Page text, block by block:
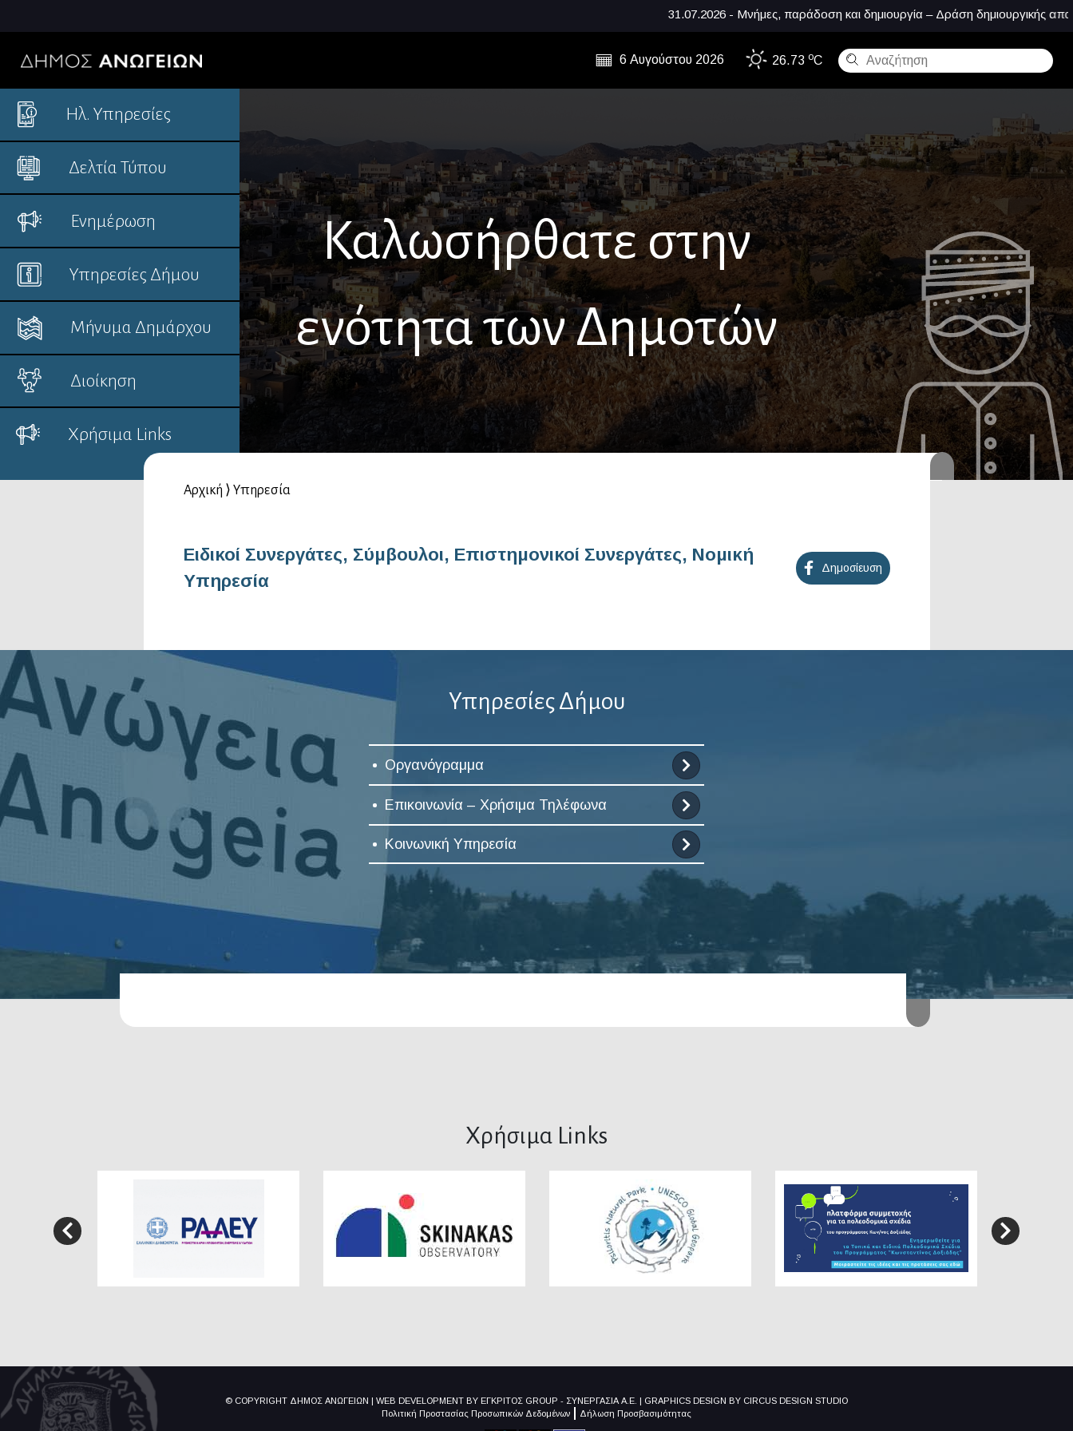
31.07.2026 - Μνήμες, παράδοση και δημιουργία – Δράση δημιουργικής απασχόλησης
6 Αυγούστου 2026 26.73 oC
Ηλ. Υπηρεσίες
Δελτία Τύπου
Ενημέρωση
Υπηρεσίες Δήμου
Μήνυμα Δημάρχου
Διοίκηση
Χρήσιμα Links
Καλωσήρθατε στην
ενότητα των Δημοτών
Αρχική ⟩ Υπηρεσία
Ειδικοί Συνεργάτες, Σύμβουλοι, Επιστημονικοί Συνεργάτες, Νομική
Υπηρεσία
Δημοσίευση
Υπηρεσίες Δήμου
Οργανόγραμμα
Επικοινωνία – Χρήσιμα Τηλέφωνα
Κοινωνική Υπηρεσία
Χρήσιμα Links
© COPYRIGHT ΔΗΜΟΣ ΑΝΩΓΕΙΩΝ | WEB DEVELOPMENT BY ΕΓΚΡΙΤΟΣ GROUP - ΣΥΝΕΡΓΑΣΙΑ Α.Ε. | GRAPHICS DESIGN BY CIRCUS DESIGN STUDIO
Πολιτική Προστασίας Προσωπικών Δεδομένων
Δήλωση Προσβασιμότητας